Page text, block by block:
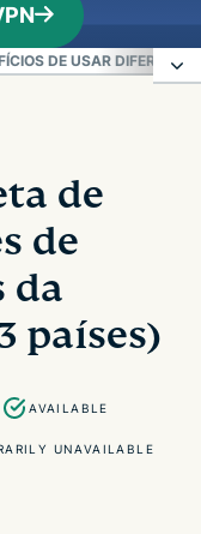
DE USAR
confiança
localização é
VPN
em
de
de
da
países)
AVAILABLE
UNAVAILABLE